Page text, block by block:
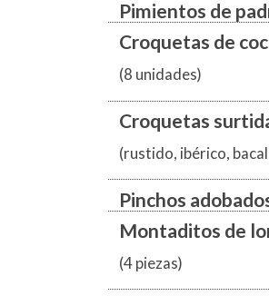
Pimientos de
Croquetas de
(8 unidades)
Croquetas
(rustido, ibérico,
Pinchos
Montaditos de
(4 piezas)